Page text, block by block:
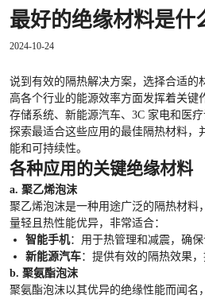
最好的绝缘材料是什
2024-10-24
说到有效的隔热解决方案，选择合适的
高各个行业的能源效率方面发挥着关键
存储系统、新能源汽车、3C 家电和医
探索最适合这些应用的最佳隔热材料，
能和可持续性。
各种应用的关键绝缘材料
a. 聚乙烯泡沫
聚乙烯泡沫是一种用途广泛的隔热材料
量轻且热性能优异，非常适合：
智能手机：用于热管理和减震，确保
新能源汽车：提供有效的隔热效果，
b. 聚氨酯泡沫
聚氨酯泡沫以其优异的绝缘性能而闻名